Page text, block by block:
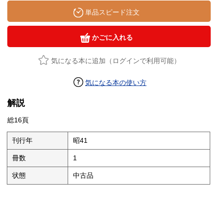
単品スピード注文
かごに入れる
気になる本に追加（ログインで利用可能）
気になる本の使い方
解説
総16頁
刊行年 昭41
冊数 1
状態 中古品